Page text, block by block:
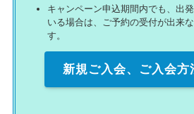
キャンペーン申込期間内でも、出
いる場合は、ご予約の受付が出来
す。
新規ご入会、ご入会方